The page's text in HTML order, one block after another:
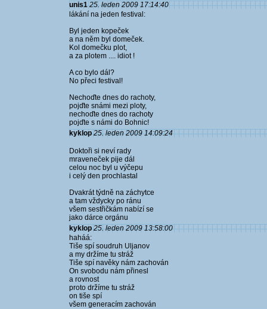
unis1 25. leden 2009 17:14:40
lákání na jeden festival:
Byl jeden kopeček
a na něm byl domeček.
Kol domečku plot,
a za plotem .... idiot !
A co bylo dál?
No přeci festival!
Nechoďte dnes do rachoty,
pojďte snámi mezi ploty,
nechoďte dnes do rachoty
pojďte s námi do Bohnic!
kyklop 25. leden 2009 14:09:24
Doktoři si neví rady
mraveneček pije dál
celou noc byl u výčepu
i celý den prochlastal
Dvakrát týdně na záchytce
a tam vždycky po ránu
všem sestřičkám nabízí se
jako dárce orgánu
kyklop 25. leden 2009 13:58:00
haháá:
Tiše spí soudruh Uljanov
a my držíme tu stráž
Tiše spí navěky nám zachován
On svobodu nám přinesl
a rovnost
proto držíme tu stráž
on tiše spí
všem generacím zachován